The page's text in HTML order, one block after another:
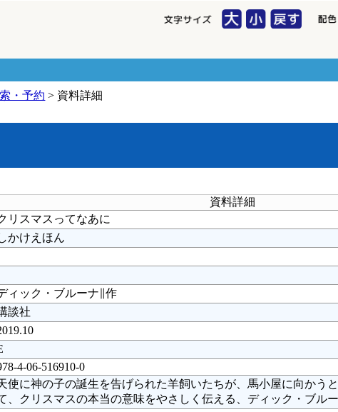
・予約 > 資料詳細
資料詳細
リスマスってなあに
かけえほん
ィック・ブルーナ∥作
談社
4-06-516910-0
使に神の子の誕生を告げられた羊飼いたちが、馬小屋に向かう
、クリスマスの本当の意味をやさしく伝える、ディック・ブル